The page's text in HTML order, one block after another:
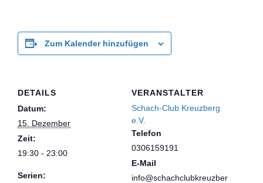
Zum Kalender hinzufügen
DETAILS
Datum:
15. Dezember
Zeit:
19:30 - 23:00
Serien:
VERANSTALTER
Schach-Club Kreuzberg
e.V.
Telefon
0306159191
E-Mail
info@schachclubkreuzber